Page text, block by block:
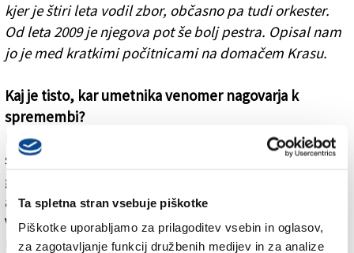
Ta spletna stran vsebuje piškotke
Piškotke uporabljamo za prilagoditev vsebin in oglasov,
za zagotavljanje funkcij družbenih medijev in za analize
kjer je štiri leta vodil zbor, občasno pa tudi orkester.
Od leta 2009 je njegova pot še bolj pestra. Opisal nam
jo je med kratkimi počitnicami na domačem Krasu.
Kaj je tisto, kar umetnika venomer nagovarja k
spremembi?
Razlogi so zelo različni: delovni pogoji, ki se
spreminjajo in niso več idealni, kajti v vsakem
gledališču je pravo počutje odvisno od neke vrste
alkimije, ki se lahko ob najmanjši variaciji pokvari.
Včasih postane delovna obremenitev prehuda, včasih
lahko tudi rahlo nesoglasje privede do neudobja ... Po